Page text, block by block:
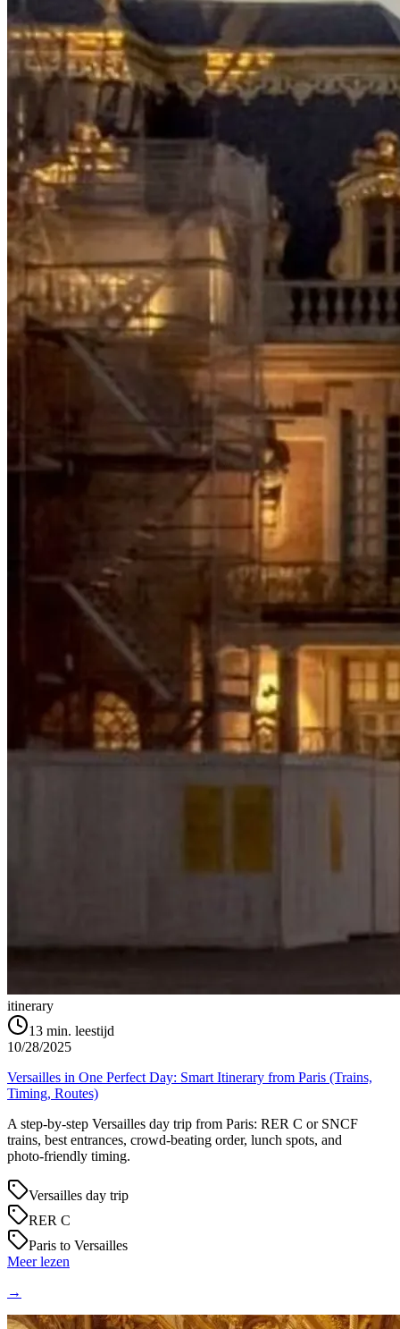
itinerary
13 min. leestijd
10/28/2025
Versailles in One Perfect Day: Smart Itinerary from Paris (Trains,
Timing, Routes)
A step‑by‑step Versailles day trip from Paris: RER C or SNCF
trains, best entrances, crowd‑beating order, lunch spots, and
photo‑friendly timing.
Versailles day trip
RER C
Paris to Versailles
Meer lezen
→